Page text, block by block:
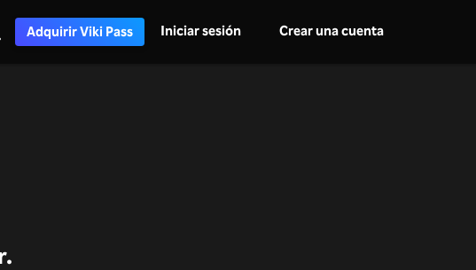
Adquirir Viki Pass Iniciar sesión Crear una cuenta